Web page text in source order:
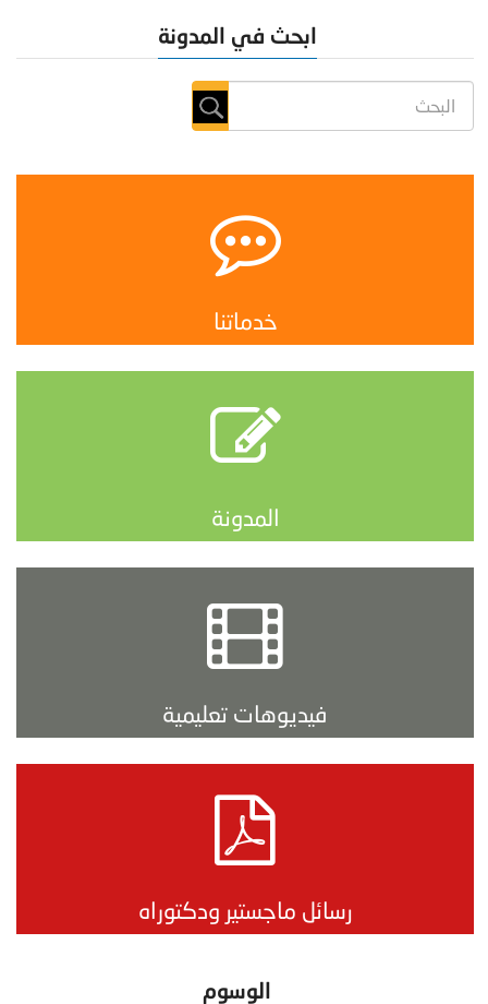
ابحث في المدونة
خدماتنا
المدونة
فيديوهات تعليمية
رسائل ماجستير ودكتوراه
الوسوم